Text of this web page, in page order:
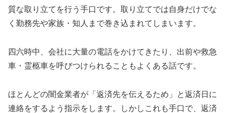
質な取り立てを行う手口です。取り立てでは自身だけでな
く勤務先や家族・知人まで巻き込まれてしまいます。
四六時中、会社に大量の電話をかけてきたり、出前や救急
車・霊柩車を呼びつけられることもよくある話です。
ほとんどの闇金業者が「返済先を伝えるため」と返済日に
連絡をするよう指示をします。しかしこれも手口で、返済